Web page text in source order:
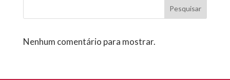
Pesquisar
Nenhum comentário para mostrar.